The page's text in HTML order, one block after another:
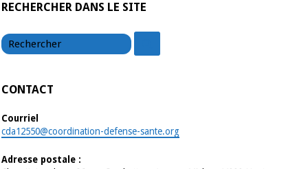
RECHERCHER DANS LE SITE
CONTACT
Courriel
cda12550@coordination-defense-sante.org
Adresse postale :